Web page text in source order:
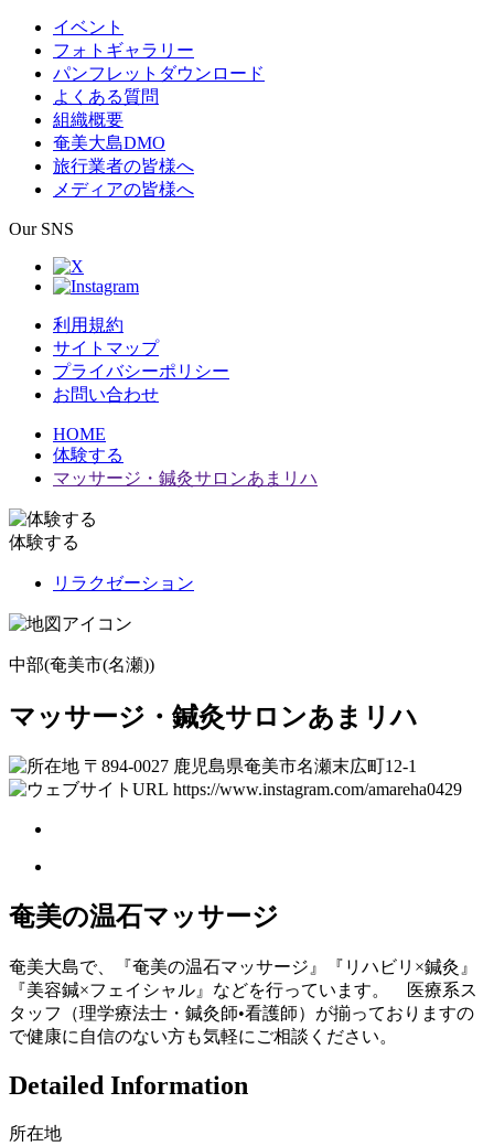
イベント
フォトギャラリー
パンフレットダウンロード
よくある質問
組織概要
奄美大島DMO
旅行業者の皆様へ
メディアの皆様へ
Our SNS
利用規約
サイトマップ
プライバシーポリシー
お問い合わせ
HOME
体験する
マッサージ・鍼灸サロンあまリハ
体験する
リラクゼーション
中部(奄美市(名瀬))
マッサージ・鍼灸サロンあまリハ
〒894-0027 鹿児島県奄美市名瀬末広町12-1
https://www.instagram.com/amareha0429
奄美の温石マッサージ
奄美大島で、『奄美の温石マッサージ』『リハビリ×鍼灸』
『美容鍼×フェイシャル』などを行っています。 医療系ス
タッフ（理学療法士・鍼灸師•看護師）が揃っておりますの
で健康に自信のない方も気軽にご相談ください。
Detailed Information
所在地